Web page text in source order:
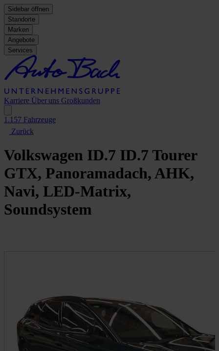
Sidebar öffnen
Standorte
Marken
Angebote
Services
Karriere Über uns Großkunden
1.157 Fahrzeuge
Zurück
Volkswagen ID.7 ID.7 Tourer
GTX, Panoramadach, AHK,
Navi, LED-Matrix,
Soundsystem